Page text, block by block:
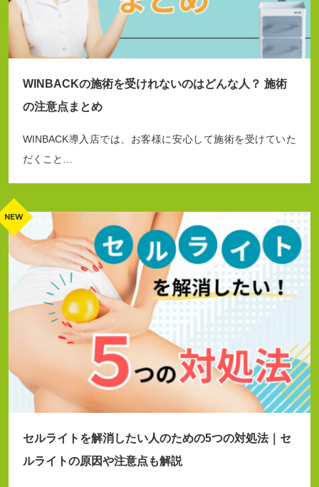
WINBACKの施術を受けれないのはどんな人？ 施術
の注意点まとめ
WINBACK導入店では、お客様に安心して施術を受けていた
だくこと…
セルライトを解消したい人のための5つの対処法｜セ
ルライトの原因や注意点も解説